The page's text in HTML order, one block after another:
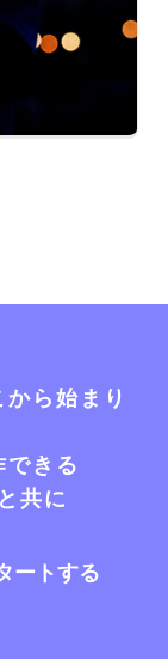
ら始まり
きる
共に
ートする